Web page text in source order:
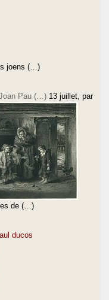
joens (…)
Pau (…) 13 juillet , par
de (…)
ducos